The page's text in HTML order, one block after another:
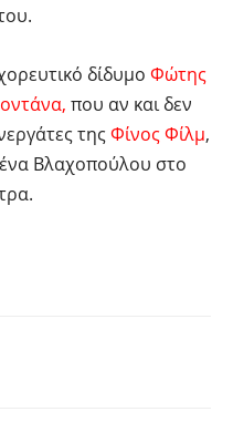
δίδυμο Φώτης
που αν και δεν
τηςΦίνος Φίλμ,
Βλαχοπούλου στο